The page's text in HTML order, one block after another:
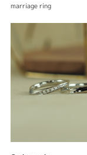
marriage ring